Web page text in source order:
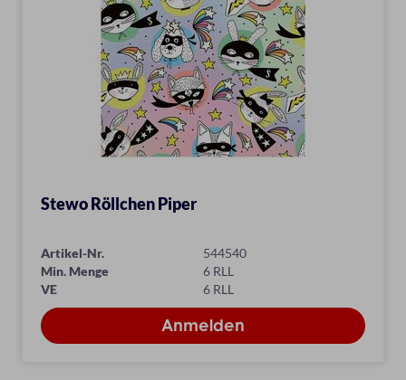
Stewo Röllchen Piper
Artikel-Nr.
544540
Min. Menge
6 RLL
VE
6 RLL